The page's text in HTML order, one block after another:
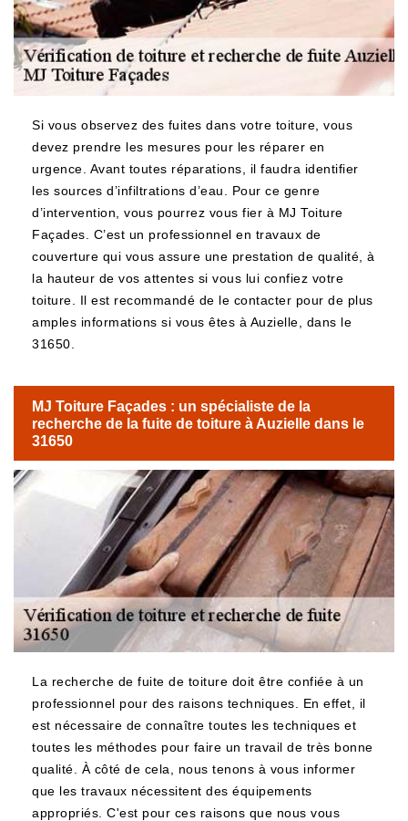
Si vous observez des fuites dans votre toiture, vous
devez prendre les mesures pour les réparer en
urgence. Avant toutes réparations, il faudra identifier
les sources d’infiltrations d’eau. Pour ce genre
d’intervention, vous pourrez vous fier à MJ Toiture
Façades. C’est un professionnel en travaux de
couverture qui vous assure une prestation de qualité, à
la hauteur de vos attentes si vous lui confiez votre
toiture. Il est recommandé de le contacter pour de plus
amples informations si vous êtes à Auzielle, dans le
31650.
MJ Toiture Façades : un spécialiste de la
recherche de la fuite de toiture à Auzielle dans le
31650
La recherche de fuite de toiture doit être confiée à un
professionnel pour des raisons techniques. En effet, il
est nécessaire de connaître toutes les techniques et
toutes les méthodes pour faire un travail de très bonne
qualité. À côté de cela, nous tenons à vous informer
que les travaux nécessitent des équipements
appropriés. C'est pour ces raisons que nous vous